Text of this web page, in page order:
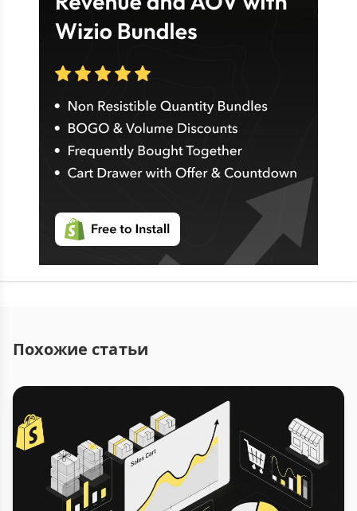
Похожие статьи